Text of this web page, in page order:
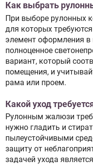
Как выбрать
При выборе рулонных
для которых
элемент оформления в
полноценное
вариант, который
помещения, и
рама или проем.
Какой уход
Рулонным жалюзи
нужно гладить и
пылеустойчивыми
защиту от
задачей ухода